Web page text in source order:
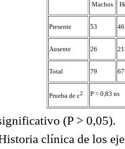
Machos
Presente 53 46
Ausente 26 21
Total 79 67
Prueba de c2 P = 0,83 ns
(P > 0,05).
clínica de los